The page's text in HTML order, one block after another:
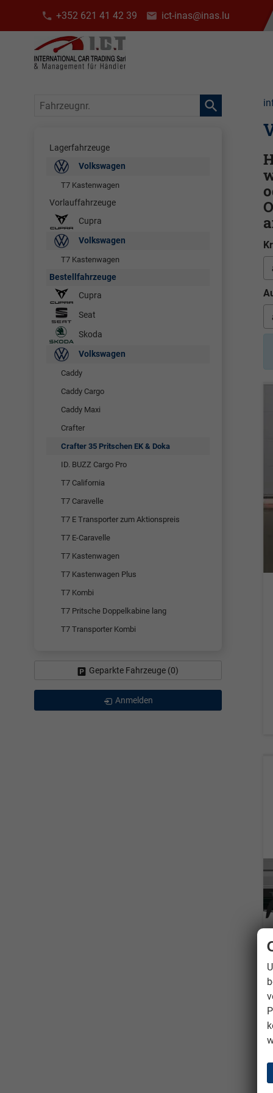
+352 621 41 42 39 ict-inas@inas.lu
Fahrzeugnr.
Lagerfahrzeuge
Volkswagen
T7 Kastenwagen
Vorlauffahrzeuge
Cupra
Volkswagen
T7 Kastenwagen
Bestellfahrzeuge
Cupra
Seat
Skoda
Volkswagen
Caddy
Caddy Cargo
Caddy Maxi
Crafter
Crafter 35 Pritschen EK & Doka
ID. BUZZ Cargo Pro
T7 California
T7 Caravelle
T7 E Transporter zum Aktionspreis
T7 E-Caravelle
T7 Kastenwagen
T7 Kastenwagen Plus
T7 Kombi
T7 Pritsche Doppelkabine lang
T7 Transporter Kombi
Geparkte Fahrzeuge (0)
Anmelden